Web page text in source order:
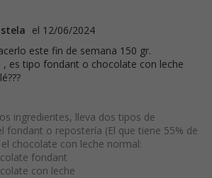
el 12/06/2024
este fin de semana 150 gr.
, es tipo fondant o chocolate con leche
ingredientes, lleva dos tipos de
fondant o repostería (El que tiene 55% de
chocolate con leche normal:
fondant
con leche